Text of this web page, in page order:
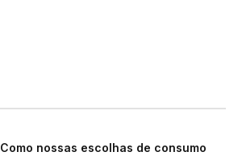
Como nossas escolhas de consumo